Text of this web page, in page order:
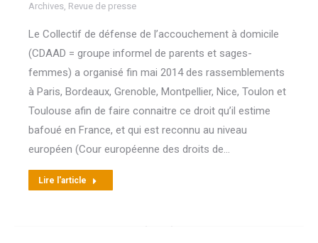
Archives, Revue de presse
Le Collectif de défense de l’accouchement à domicile
(CDAAD = groupe informel de parents et sages-
femmes) a organisé fin mai 2014 des rassemblements
à Paris, Bordeaux, Grenoble, Montpellier, Nice, Toulon et
Toulouse afin de faire connaitre ce droit qu’il estime
bafoué en France, et qui est reconnu au niveau
européen (Cour européenne des droits de…
Lire l'article